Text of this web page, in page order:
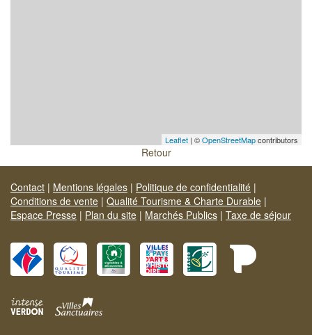
Leaflet | ©OpenStreetMapcontributors
Retour
Contact | Mentions légales | Politique de confidentialité |
Conditions de vente | Qualité Tourisme & Charte Durable |
Espace Presse | Plan du site | Marchés Publics | Taxe de séjour